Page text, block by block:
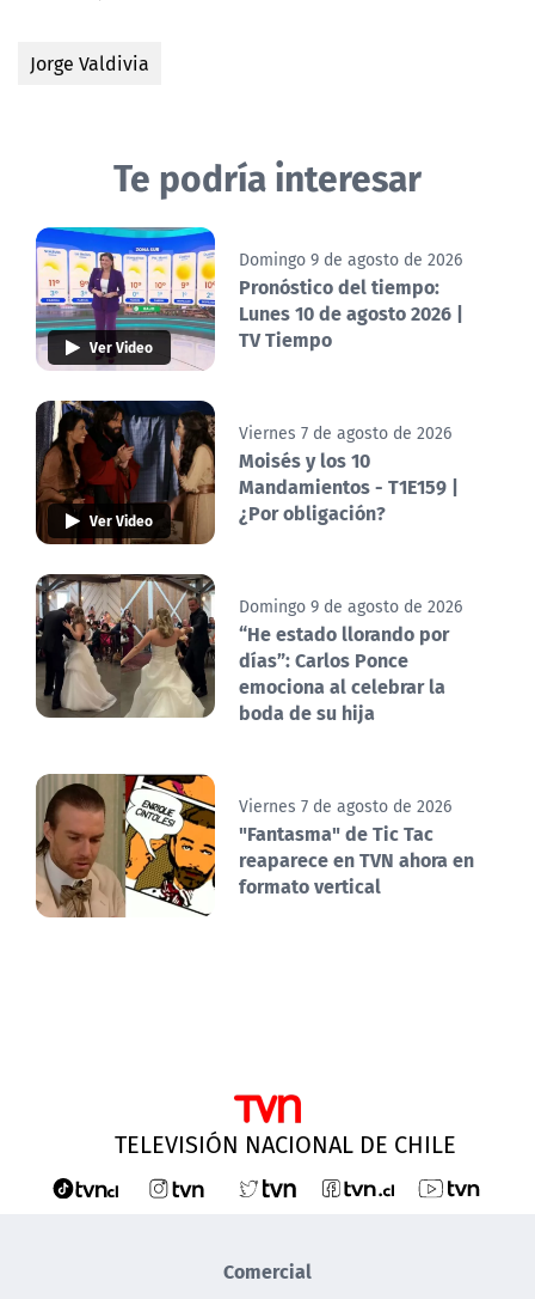
Jorge Valdivia
Te podría interesar
Ver Video
Domingo 9 de agosto de 2026
Pronóstico del tiempo:
Lunes 10 de agosto 2026 |
TV Tiempo
Ver Video
Viernes 7 de agosto de 2026
Moisés y los 10
Mandamientos - T1E159 |
¿Por obligación?
Domingo 9 de agosto de 2026
“He estado llorando por
días”: Carlos Ponce
emociona al celebrar la
boda de su hija
Viernes 7 de agosto de 2026
"Fantasma" de Tic Tac
reaparece en TVN ahora en
formato vertical
TELEVISIÓN NACIONAL DE CHILE
Comercial